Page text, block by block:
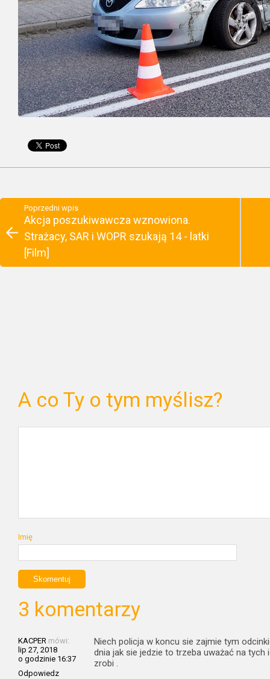
Poprzedni wpis
Akcja poszukiwawcza wznowiona.
Strażacy, SAR i WOPR szukają 14 - latki
[Film]
A co Ty o tym myślisz?
Imię
3 komentarzy
KACPER mówi:
lip 27, 2018
o godzinie 16:37
Odpowiedz
Niech policja w koncu sie zajmie tym
dnia jak sie jedzie to trzeba uważać na
zrobi .